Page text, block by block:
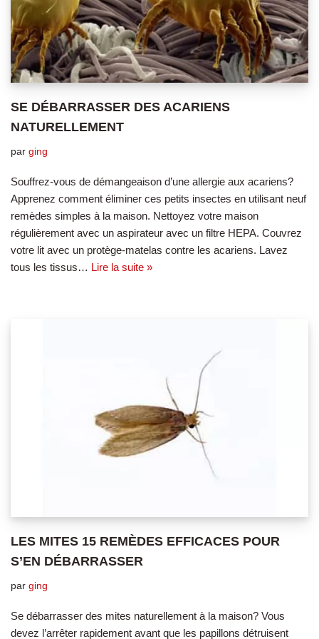
SE DÉBARRASSER DES ACARIENS
NATURELLEMENT
par ging
Souffrez-vous de démangeaison d’une allergie aux acariens?
Apprenez comment éliminer ces petits insectes en utilisant neuf
remèdes simples à la maison. Nettoyez votre maison
régulièrement avec un aspirateur avec un filtre HEPA. Couvrez
votre lit avec un protège-matelas contre les acariens. Lavez
tous les tissus… Lire la suite »
LES MITES 15 REMÈDES EFFICACES POUR
S’EN DÉBARRASSER
par ging
Se débarrasser des mites naturellement à la maison? Vous
devez l’arrêter rapidement avant que les papillons détruisent